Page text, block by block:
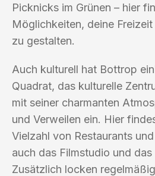
Picknicks im Grünen – hier
Möglichkeiten, deine
zu gestalten.
Auch kulturell hat Bottrop
Quadrat, das kulturelle
mit seiner charmanten
und Verweilen ein. Hier
Vielzahl von Restaurants
auch das Filmstudio und
Zusätzlich locken